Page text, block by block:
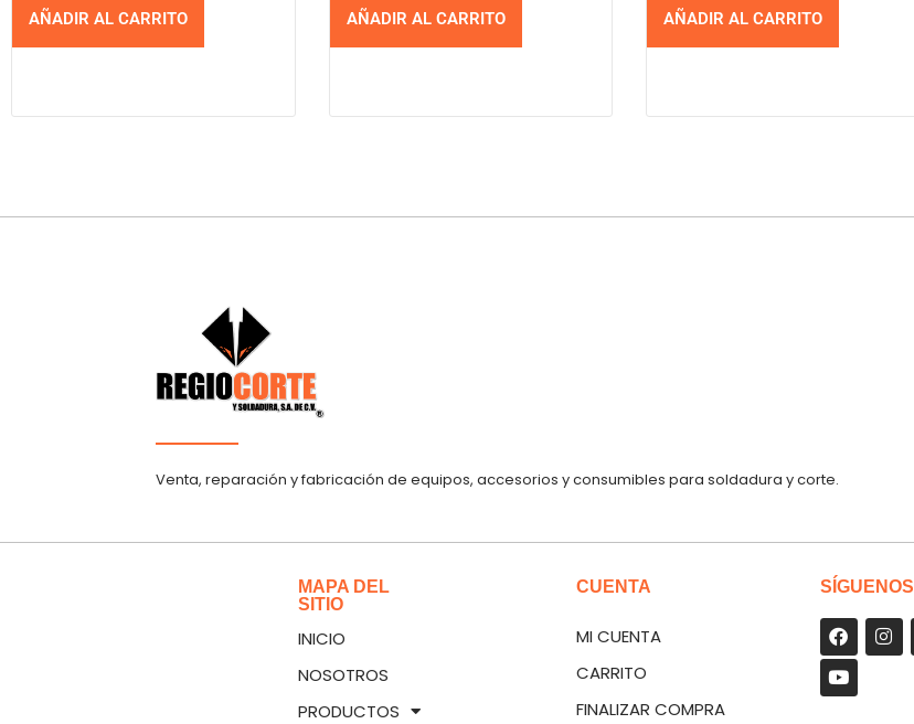
AÑADIR AL CARRITO AÑADIR AL CARRITO AÑADIR AL CARRITO
Venta, reparación y fabricación de equipos, accesorios y consumibles para soldadura y corte.
MAPA DEL
SITIO
INICIO
NOSOTROS
PRODUCTOS
CUENTA
MI CUENTA
CARRITO
FINALIZAR COMPRA
SÍGUENOS